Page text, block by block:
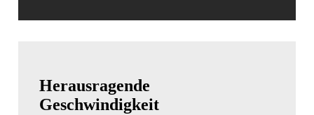
Herausragende
Geschwindigkeit